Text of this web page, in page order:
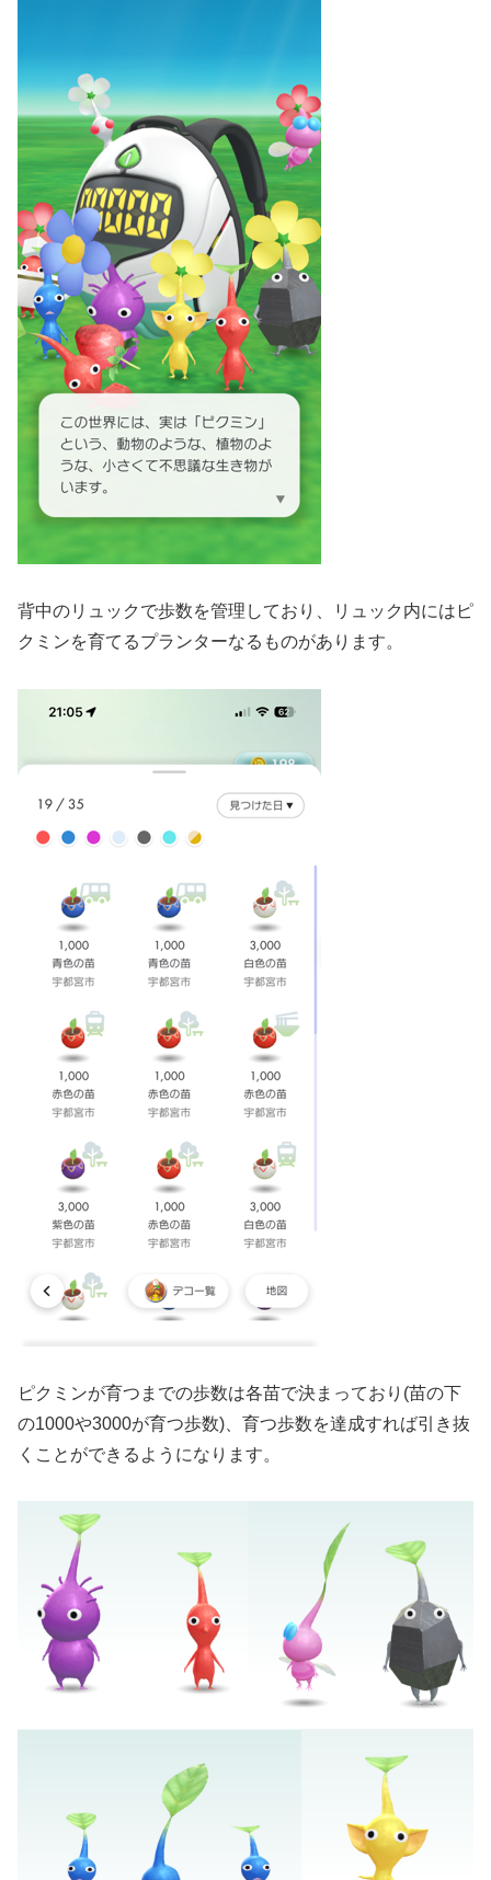
背中のリュックで歩数を管理しており、リュック内にはピ
クミンを育てるプランターなるものがあります。
ピクミンが育つまでの歩数は各苗で決まっており(苗の下
の1000や3000が育つ歩数)、育つ歩数を達成すれば引き抜
くことができるようになります。